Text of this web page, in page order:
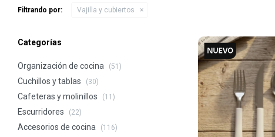
Filtrando por: Vajilla y cubiertos
Categorías
Organización de cocina (51)
Cuchillos y tablas (30)
Cafeteras y molinillos (11)
Escurridores (22)
Accesorios de cocina (116)